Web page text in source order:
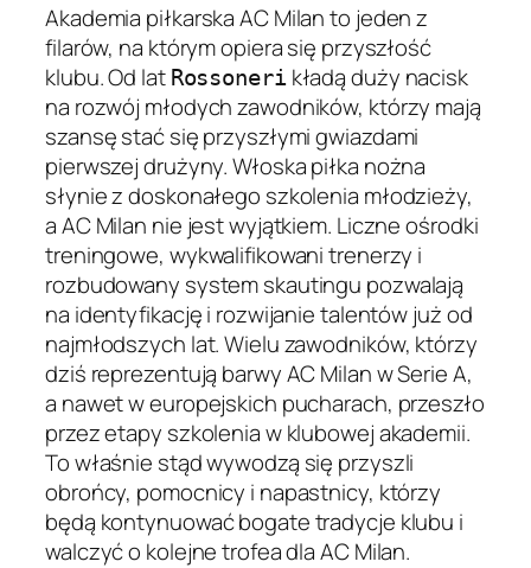
Akademia piłkarska AC Milan to jeden z
filarów, na którym opiera się przyszłość
klubu. Od lat Rossonerikładą duży nacisk
na rozwój młodych zawodników, którzy mają
szansę stać się przyszłymi gwiazdami
pierwszej drużyny. Włoska piłka nożna
słynie z doskonałego szkolenia młodzieży,
a AC Milan nie jest wyjątkiem. Liczne ośrodki
treningowe, wykwalifikowani trenerzy i
rozbudowany system skautingu pozwalają
na identyfikację i rozwijanie talentów już od
najmłodszych lat. Wielu zawodników, którzy
dziś reprezentują barwy AC Milan w Serie A,
a nawet w europejskich pucharach, przeszło
przez etapy szkolenia w klubowej akademii.
To właśnie stąd wywodzą się przyszli
obrońcy, pomocnicy i napastnicy, którzy
będą kontynuować bogate tradycje klubu i
walczyć o kolejne trofea dla AC Milan.